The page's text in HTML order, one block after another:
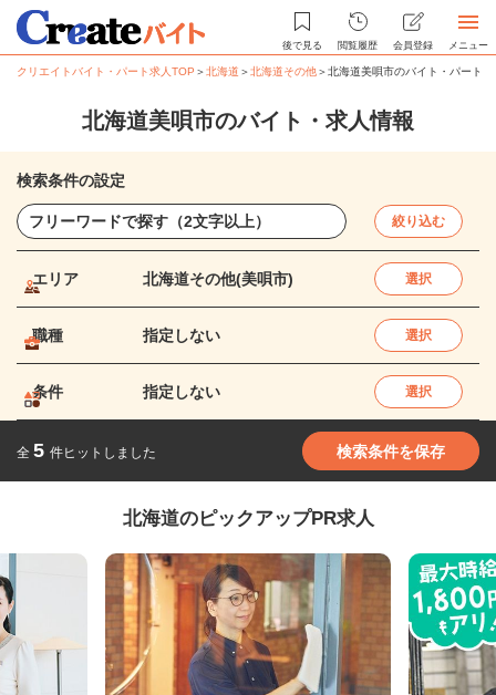
後で見る 閲覧履歴 会員登録 メニュー
クリエイトバイト・パート求人TOP ＞北海道 ＞北海道その他＞北海道美唄市のバイト・パート求
北海道美唄市のバイト・求人情報
検索条件の設定
絞り込む
エリア 北海道その他(美唄市) 選択
職種 指定しない 選択
条件 指定しない 選択
全 5 件ヒットしました 検索条件を保存
北海道のピックアップPR求人